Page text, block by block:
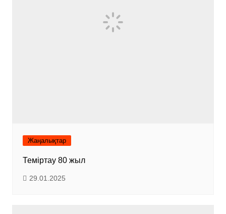
Жаңалықтар
Теміртау 80 жыл
29.01.2025